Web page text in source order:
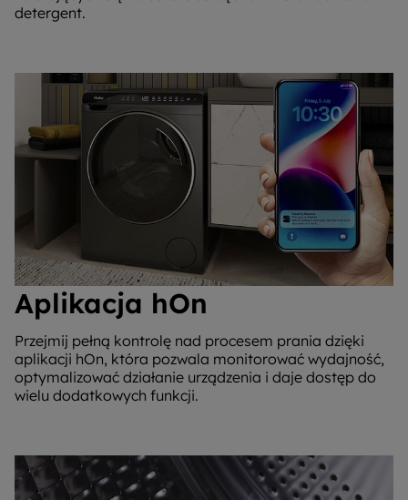
detergent.
Aplikacja hOn
Przejmij pełną kontrolę nad procesem prania dzięki
aplikacji hOn, która pozwala monitorować wydajność,
optymalizować działanie urządzenia i daje dostęp do
wielu dodatkowych funkcji.